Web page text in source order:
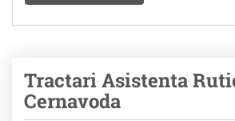
Tractari Asistenta
Cernavoda